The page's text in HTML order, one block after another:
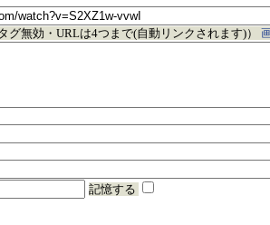
グ無効・URLは4つまで(自動リンクされます)）
記憶する